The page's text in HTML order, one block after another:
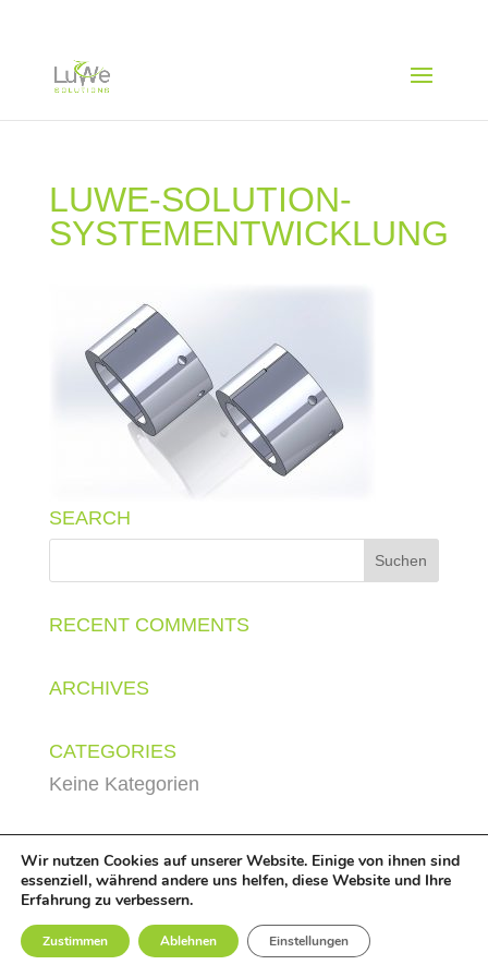
LUWE-SOLUTION-
SYSTEMENTWICKLUNG
SEARCH
RECENT COMMENTS
ARCHIVES
CATEGORIES
Keine Kategorien
© LuWe Solutions GmbH,
Wir nutzen Cookies auf unserer Website. Einige von ihnen sind
essenziell, während andere uns helfen, diese Website und Ihre
Erfahrung zu verbessern.
Zustimmen Ablehnen Einstellungen